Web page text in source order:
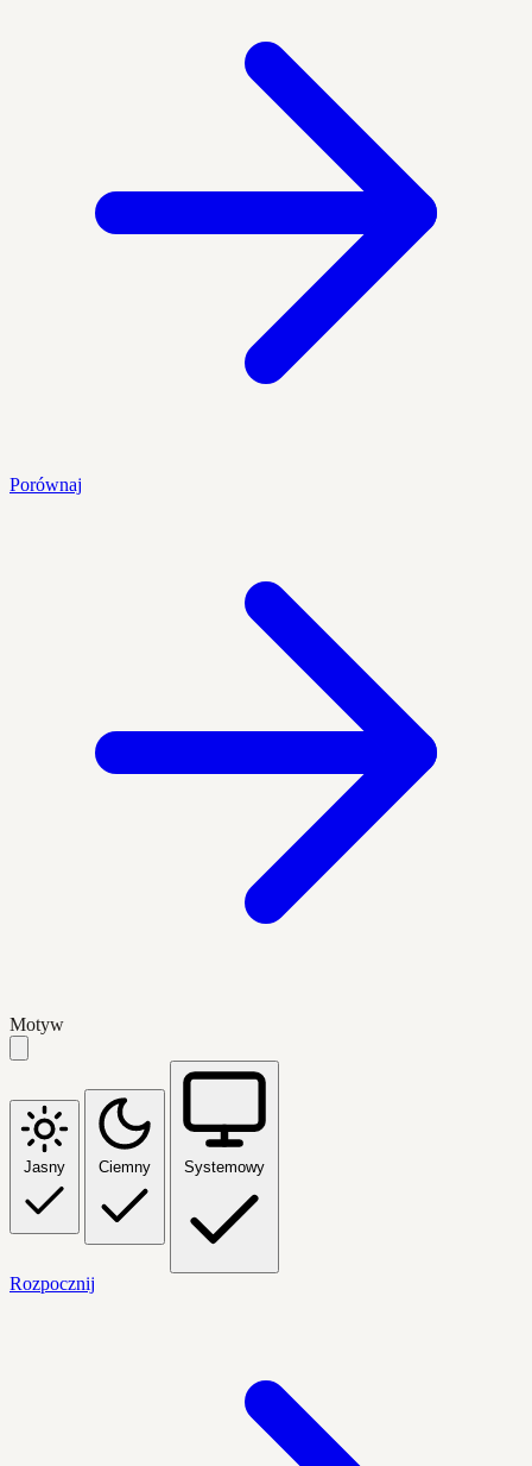
Porównaj
Motyw
Jasny Ciemny Systemowy
Rozpocznij